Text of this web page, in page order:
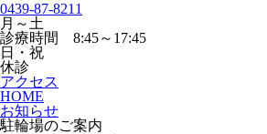
0439-87-8211
月～土
診療時間 8:45～17:45
日・祝
休診
アクセス
HOME
お知らせ
駐輪場のご案内